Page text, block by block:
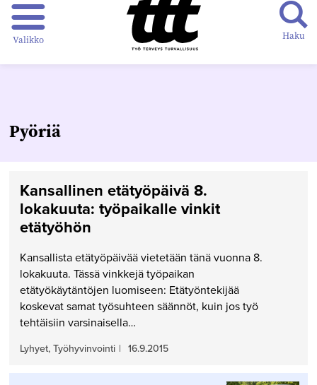
Valikko Haku
Pyöriä
Kansallinen etätyöpäivä 8.
lokakuuta: työpaikalle vinkit
etätyöhön
Kansallista etätyöpäivää vietetään tänä vuonna 8.
lokakuuta. Tässä vinkkejä työpaikan
etätyökäytäntöjen luomiseen: Etätyöntekijää
koskevat samat työsuhteen säännöt, kuin jos työ
tehtäisiin varsinaisella…
Lyhyet, Työhyvinvointi | 16.9.2015